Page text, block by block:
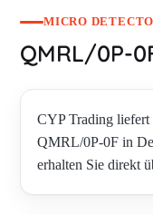
MICRO
QMRL/0P-
CYP Trading
QMRL/0P-0F in
erhalten Sie direkt